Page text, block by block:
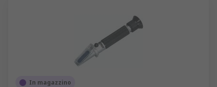
In magazzino